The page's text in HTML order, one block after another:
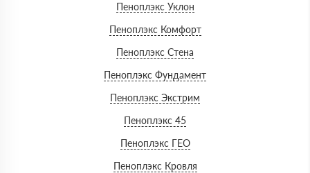
Пеноплэкс Уклон
Пеноплэкс Комфорт
Пеноплэкс Стена
Пеноплэкс Фундамент
Пеноплэкс Экстрим
Пеноплэкс 45
Пеноплэкс ГЕО
Пеноплэкс Кровля